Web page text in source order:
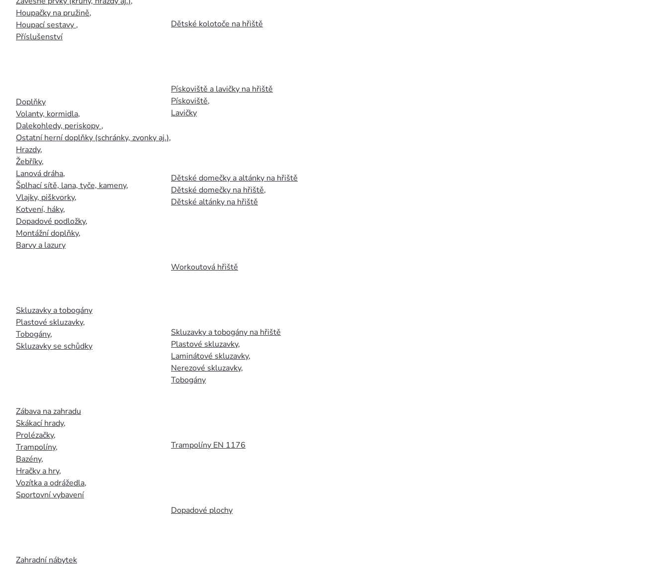
Houpačky na pružině,
Houpací sestavy ,
Příslušenství
Doplňky
Volanty, kormidla,
Dalekohledy, periskopy ,
Ostatní herní doplňky (schránky, zvonky aj.),
Hrazdy,
Žebříky,
Lanová dráha,
Šplhací sítě, lana, tyče, kameny,
Vlajky, piškvorky,
Kotvení, háky,
Dopadové podložky,
Montážní doplňky,
Barvy a lazury
Skluzavky a tobogány
Plastové skluzavky,
Tobogány,
Skluzavky se schůdky
Zábava na zahradu
Skákací hrady,
Prolézačky,
Trampolíny,
Bazény,
Hračky a hry,
Vozítka a odrážedla,
Sportovní vybavení
Zahradní nábytek
Dětské kolotoče na hřiště
Pískoviště a lavičky na hřiště
Pískoviště,
Lavičky
Dětské domečky a altánky na hřiště
Dětské domečky na hřiště,
Dětské altánky na hřiště
Workoutová hřiště
Skluzavky a tobogány na hřiště
Plastové skluzavky,
Laminátové skluzavky,
Nerezové skluzavky,
Tobogány
Trampolíny EN 1176
Dopadové plochy